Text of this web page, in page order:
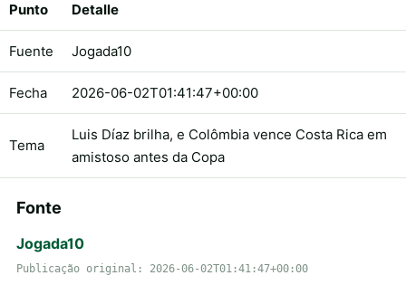
Punto Detalle
Fuente Jogada10
Fecha 2026-06-02T01:41:47+00:00
Tema
Luis Díaz brilha, e Colômbia vence Costa Rica em
amistoso antes da Copa
Fonte
Jogada10
Publicação original: 2026-06-02T01:41:47+00:00